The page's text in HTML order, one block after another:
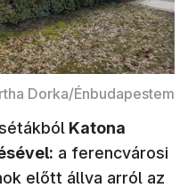
Dorka/Énbudapestem
Katona
a ferencvárosi
előtt állva arról az